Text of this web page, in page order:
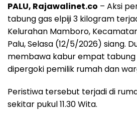
PALU, Rajawalinet.co – Aksi
tabung gas elpiji 3 kilogram
Kelurahan Mamboro,
Palu, Selasa (12/5/2026) siang.
membawa kabur empat tabung
dipergoki pemilik rumah dan
Peristiwa tersebut terjadi di
sekitar pukul 11.30 Wita.